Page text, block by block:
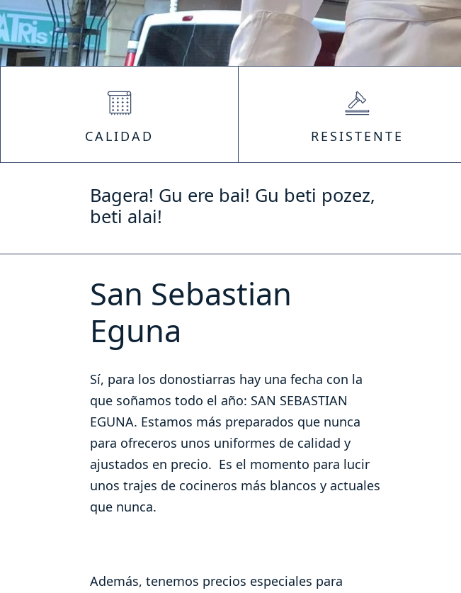
CALIDAD RESISTENTE
Bagera! Gu ere bai! Gu beti pozez,
beti alai!
San Sebastian
Eguna
Sí, para los donostiarras hay una fecha con la
que soñamos todo el año: SAN SEBASTIAN
EGUNA. Estamos más preparados que nunca
para ofreceros unos uniformes de calidad y
ajustados en precio. Es el momento para lucir
unos trajes de cocineros más blancos y actuales
que nunca.
Además, tenemos precios especiales para